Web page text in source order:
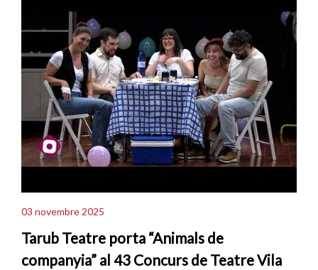
03 novembre 2025
Tarub Teatre porta “Animals de
companyia” al 43 Concurs de Teatre Vila